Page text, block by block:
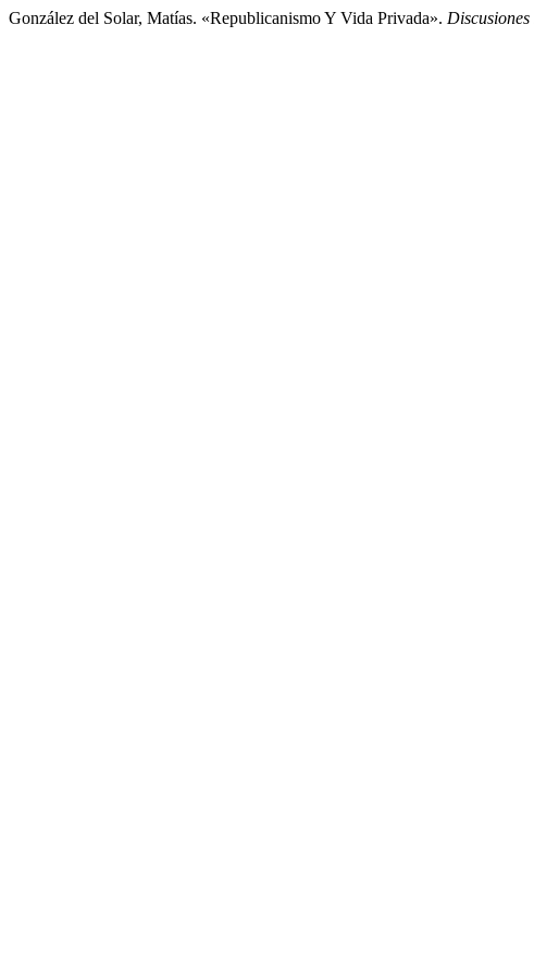
González del Solar, Matías. «Republicanismo Y Vida Privada». Discusiones